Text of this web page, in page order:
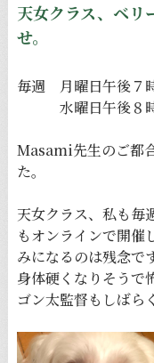
天女クラス、ベリ
せ。
毎週 月曜日午後７
水曜日午後８
Masami先生のご都
た。
天女クラス、私も毎
もオンラインで開催
みになるのは残念です
身体硬くなりそうで
ゴン太監督もしばら